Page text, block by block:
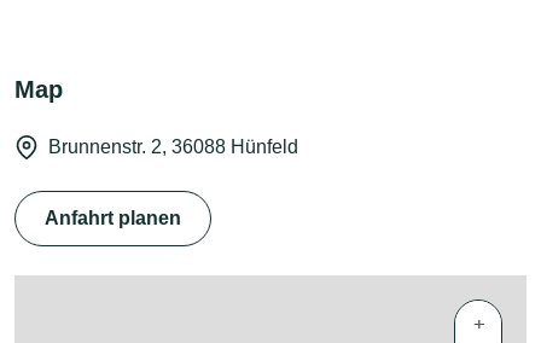
Map
Brunnenstr. 2, 36088 Hünfeld
Anfahrt planen
+